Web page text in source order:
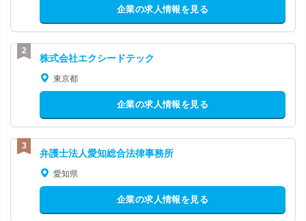
企業の求人情報を見る
株式会社エクシードテック
東京都
企業の求人情報を見る
弁護士法人愛知総合法律事務所
愛知県
企業の求人情報を見る